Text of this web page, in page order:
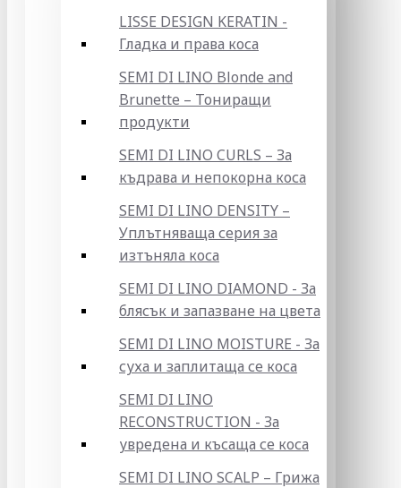
LISSE DESIGN KERATIN -
Гладка и права коса
SEMI DI LINO Blonde and
Brunette – Тониращи
продукти
SEMI DI LINO CURLS – За
къдрава и непокорна коса
SEMI DI LINO DENSITY –
Уплътняваща серия за
изтъняла коса
SEMI DI LINO DIAMOND - За
блясък и запазване на цвета
SEMI DI LINO MOISTURE - За
суха и заплитаща се коса
SEMI DI LINO
RECONSTRUCTION - За
увредена и късаща се коса
SEMI DI LINO SCALP – Грижа